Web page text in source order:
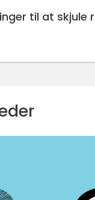
til at skjule